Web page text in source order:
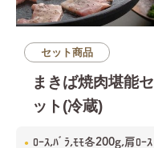
セット商品
まきば焼肉堪能セ
ット(冷蔵)
ﾛｰｽ,ﾊﾞﾗ,ﾓﾓ各200g,肩ﾛｰｽ